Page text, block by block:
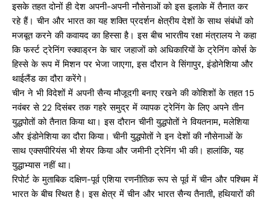
इसके तहत दोनों ही देश अपनी-अपनी नौसेनाओं को इस इलाके में तैनात कर
रहे हैं। चीन और भारत का यह शक्ति प्रदर्शन क्षेत्रीय देशों के साथ संबंधों को
मजबूत करने की कवायद का हिस्सा है। इस बीच भारतीय रक्षा मंत्रालय ने कहा
कि फर्स्ट ट्रेनिंग स्क्वाड्रन के चार जहाजों को अधिकारियों के ट्रेनिंग कोर्स के
हिस्से के रूप में मिशन पर भेजा जाएगा, इस दौरान वे सिंगापुर, इंडोनेशिया और
थाईलैंड का दौरा करेंगे।
चीन ने भी विदेशों में अपनी सैन्य मौजूदगी बनाए रखने की कोशिशों के तहत 15
नवंबर से 22 दिसंबर तक गहरे समुद्र में व्यापक ट्रेनिंग के लिए अपने तीन
युद्धपोतों को तैनात किया था। इस दौरान चीनी युद्धपोतों ने वियतनाम, मलेशिया
और इंडोनेशिया का दौरा किया। चीनी युद्धपोतों ने इन देशों की नौसेनाओं के
साथ एक्सपीरियंस भी शेयर किया और जमीनी ट्रेनिंग भी की। हालांकि, यह
युद्धाभ्यास नहीं था।
रिपोर्ट के मुताबिक दक्षिण-पूर्व एशिया रणनीतिक रूप से पूर्व में चीन और पश्चिम में
भारत के बीच स्थित है। इस क्षेत्र में चीन और भारत सैन्य तैनाती, हथियारों की